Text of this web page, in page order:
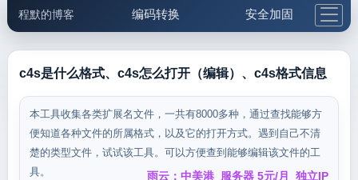
程默的博客 编码转换 安全加固
邮件工具 生活便民 更多工具
5.1支付宝大红包
c4s是什么格式、c4s怎么打开（编辑）、c4s格式信息
本工具收集各类扩展名文件，一共有8000多种，通过查找能够方
便知道各种文件的所属格式，以及它的打开方式。遇到自己不清
楚的类型文件，试试该工具。可以方便查到能够编辑该文件的工
具。
雨云：中美港_服务器 5元/月_独立IP